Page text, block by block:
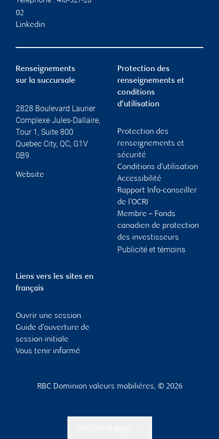
02
Linkedin
Renseignements
sur la succursale
2828 Boulevard Laurier
Complexe Jules-Dallaire,
Tour 1, Suite 800
Quebec City, QC, G1V
0B9
Website
Protection des
renseignements et
conditions
d’utilisation
Protection des
renseignements et
sécurité
Conditions d’utilisation
Accessibilité
Rapport Info-conseiller
de l’OCRI
Membre – Fonds
canadien de protection
des investisseurs
Publicité et témoins
Liens vers les sites en
français
Ouvrir une session
Guide d’ouverture de
session initiale
Vous tenir informé
RBC Dominion valeurs mobilières, © 2026